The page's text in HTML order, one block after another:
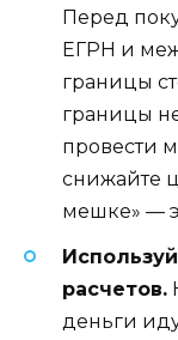
Перед
ЕГРН и
границы
границы
провести
снижайте
мешке» —
расчетов.
деньги